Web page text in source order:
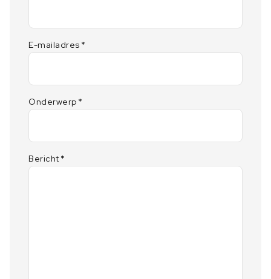
E-mailadres *
Onderwerp *
Bericht *